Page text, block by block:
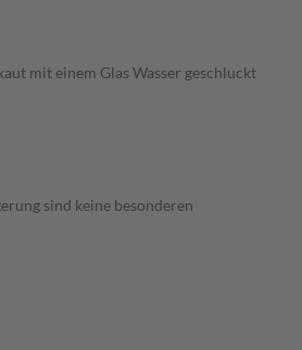
mit einem Glas Wasser geschluckt
sind keine besonderen